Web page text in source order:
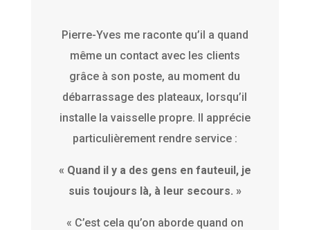
Pierre-Yves me raconte qu’il a quand
même un contact avec les clients
grâce à son poste, au moment du
débarrassage des plateaux, lorsqu’il
installe la vaisselle propre. Il apprécie
particulièrement rendre service :
« Quand il y a des gens en fauteuil, je
suis toujours là, à leur secours. »
« C’est cela qu’on aborde quand on